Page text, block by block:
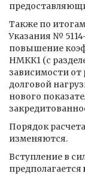
Также по
Указания №
повышение
НМКК1 (с
зависимости от
долговой
нового
Порядок
изменяются.
Вступление в
предполагается